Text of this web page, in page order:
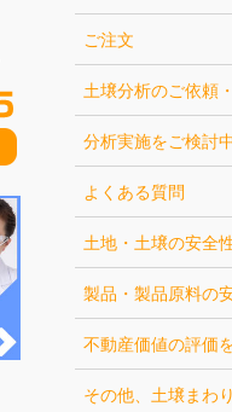
ご注文
土壌分析のご依頼
分析実施をご検討
よくある質問
土地・土壌の安全
製品・製品原料の
不動産価値の評価
その他、土壌まわ